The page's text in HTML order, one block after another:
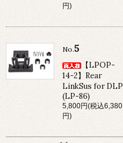
円)
No.5
【LPOP-
14-2】Rear
LinkSus for DLP
(LP-86)
5,800円(税込6,380
円)